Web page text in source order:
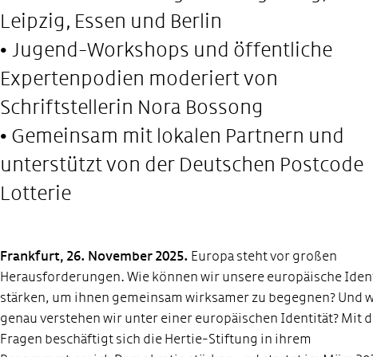
Leipzig, Essen und Berlin
• Jugend-Workshops und öffentliche
Expertenpodien moderiert von
Schriftstellerin Nora Bossong
• Gemeinsam mit lokalen Partnern und
unterstützt von der Deutschen Postcode
Lotterie
Frankfurt, 26. November 2025. Europa steht vor großen
Herausforderungen. Wie können wir unsere europäische
stärken, um ihnen gemeinsam wirksamer zu begegnen? Und
genau verstehen wir unter einer europäischen Identität? Mit
Fragen beschäftigt sich die Hertie-Stiftung in ihrem